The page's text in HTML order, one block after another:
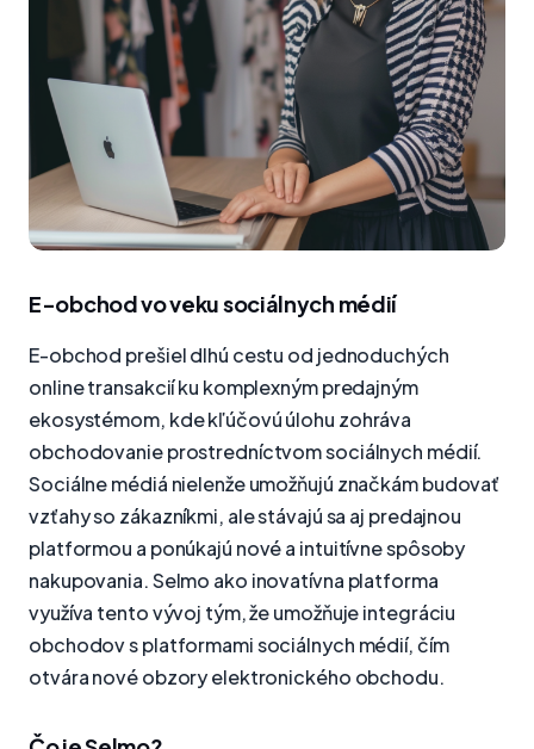
E-obchod vo veku sociálnych médií
E-obchod prešiel dlhú cestu od jednoduchých
online transakcií ku komplexným predajným
ekosystémom, kde kľúčovú úlohu zohráva
obchodovanie prostredníctvom sociálnych médií.
Sociálne médiá nielenže umožňujú značkám budovať
vzťahy so zákazníkmi, ale stávajú sa aj predajnou
platformou a ponúkajú nové a intuitívne spôsoby
nakupovania. Selmo ako inovatívna platforma
využíva tento vývoj tým, že umožňuje integráciu
obchodov s platformami sociálnych médií, čím
otvára nové obzory elektronického obchodu.